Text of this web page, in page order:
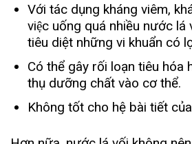
Với tác dụng kháng viêm,
việc uống quá nhiều nước
tiêu diệt những vi khuẩn có
Có thể gây rối loạn tiêu hóa
thụ dưỡng chất vào cơ thể.
Không tốt cho hệ bài tiết